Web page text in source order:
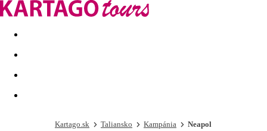
Last minute Dovolenkové kluby
Kartago.sk Taliansko Kampánia Neapol